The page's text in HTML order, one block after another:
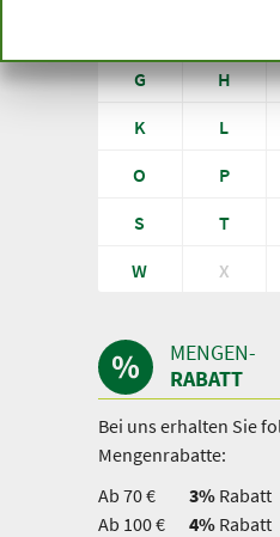
G
H
K
L
O
P
S
T
W
X
MENGEN-
RABATT
Bei uns erhalten Sie
Mengenrabatte:
Ab 70 €
3% Rabatt
Ab 100 €
4% Rabatt